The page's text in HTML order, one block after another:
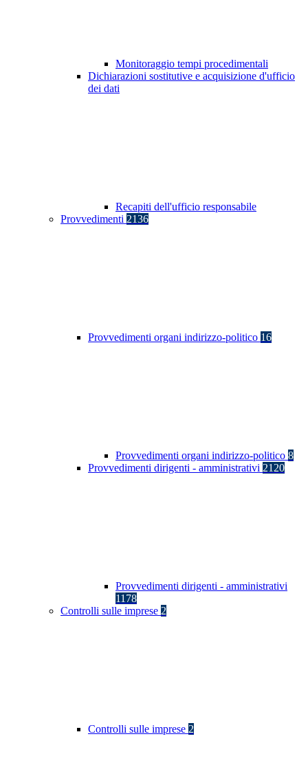
Monitoraggio tempi procedimentali
Dichiarazioni sostitutive e acquisizione d'ufficio
dei dati
Recapiti dell'ufficio responsabile
Provvedimenti 2136
Provvedimenti organi indirizzo-politico 16
Provvedimenti organi indirizzo-politico 8
Provvedimenti dirigenti - amministrativi 2120
Provvedimenti dirigenti - amministrativi
1178
Controlli sulle imprese 2
Controlli sulle imprese 2